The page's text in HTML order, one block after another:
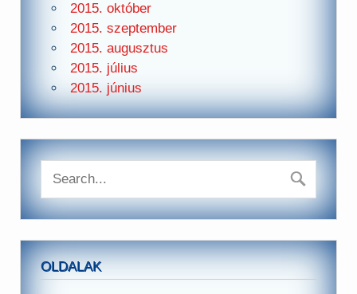
2015. október
2015. szeptember
2015. augusztus
2015. július
2015. június
OLDALAK